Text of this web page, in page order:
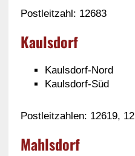
Postleitzahl: 12683
Kaulsdorf
Kaulsdorf-Nord
Kaulsdorf-Süd
Postleitzahlen: 12619,
Mahlsdorf